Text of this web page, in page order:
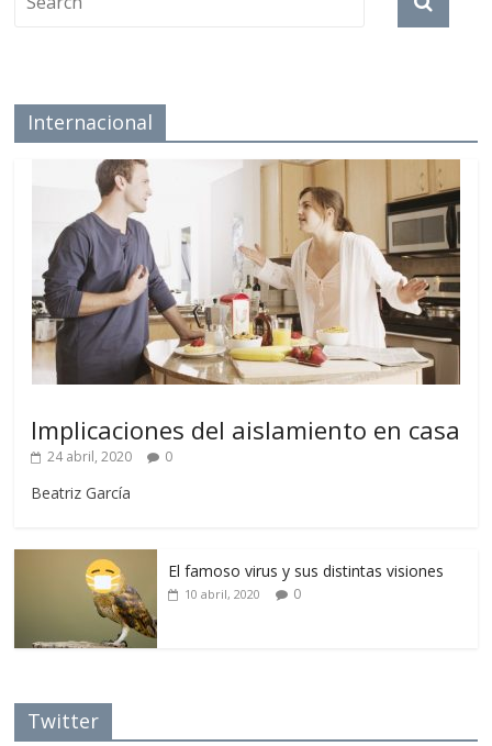
Internacional
Implicaciones del aislamiento en casa
24 abril, 2020 0
Beatriz García
El famoso virus y sus distintas visiones
10 abril, 2020 0
Twitter